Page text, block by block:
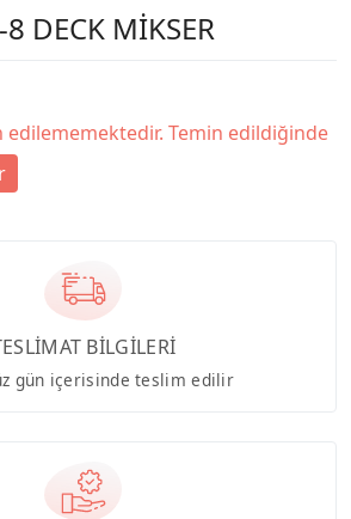
DECK MİKSER
edilememektedir. Temin edildiğinde
BİLGİLERİ
gün içerisinde teslim edilir